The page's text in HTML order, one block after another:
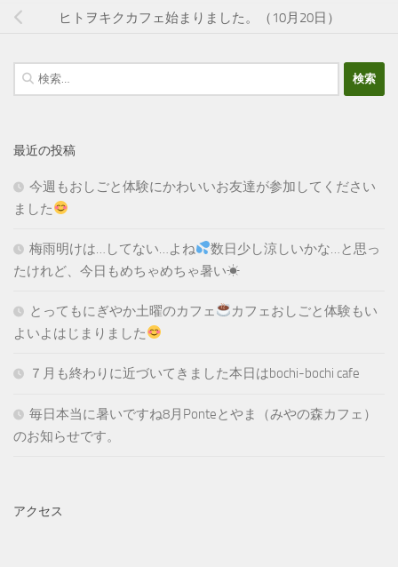
ヒトヲキクカフェ始まりました。（10月20日）
検
索:
最近の投稿
今週もおしごと体験にかわいいお友達が参加してください
ました
梅雨明けは…してない…よね
数日少し涼しいかな…と思っ
たけれど、今日もめちゃめちゃ暑い☀
とってもにぎやか土曜のカフェ
カフェおしごと体験もい
よいよはじまりました
７月も終わりに近づいてきました本日はbochi-bochi cafe
毎日本当に暑いですね8月Ponteとやま（みやの森カフェ）
のお知らせです。
アクセス